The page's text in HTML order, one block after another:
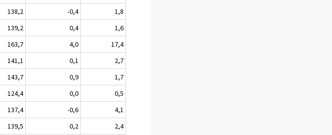
138,2 -0,4
1,8
139,2 0,4
1,6
163,7 4,0
17,4
141,1 0,1
2,7
143,7 0,9
1,7
124,4 0,0
0,5
137,4 -0,6
4,1
139,5 0,2 2,4